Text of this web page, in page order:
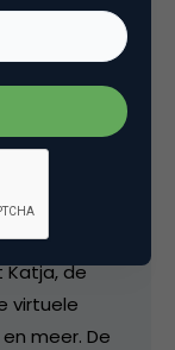
in het
de
Internet is
in
Katja, de
virtuele
meer. De